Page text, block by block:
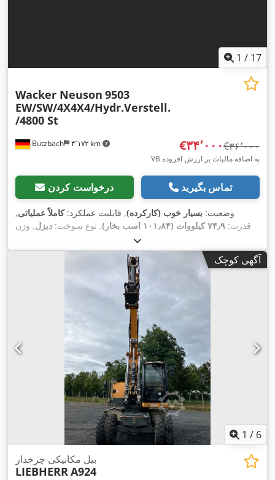
1 / 17
Butzbach ۴٬۱۷۲ km
Wacker Neuson 9503
EW/SW/4X4X4/Hydr.Verstell.
/4800 St
‎€۳۴٬۰۰۰ ‎€۳۶٬۰۰۰
VB به اضافه مالیات بر ارزش افزوده
درخواست کردن تماس بگیرید
وضعیت: بسیار خوب (کارکرده), قابلیت عملکرد:کاملاً عملیاتی,
قدرت: ۷۴٫۹ کیلووات (۱۰۱٫۸۴ اسب بخار) , نوع سوخت: دیزل, وزن
, وزن عملیاتی:
۰۱/۲۰۰۹, سال ساخت:۲۰۰۹, ساعت کارکرد: ۴٬۸۰۹ h,
آگهی کوچک
1 / 6
بیل مکانیکی چرخدار
LIEBHERRA924